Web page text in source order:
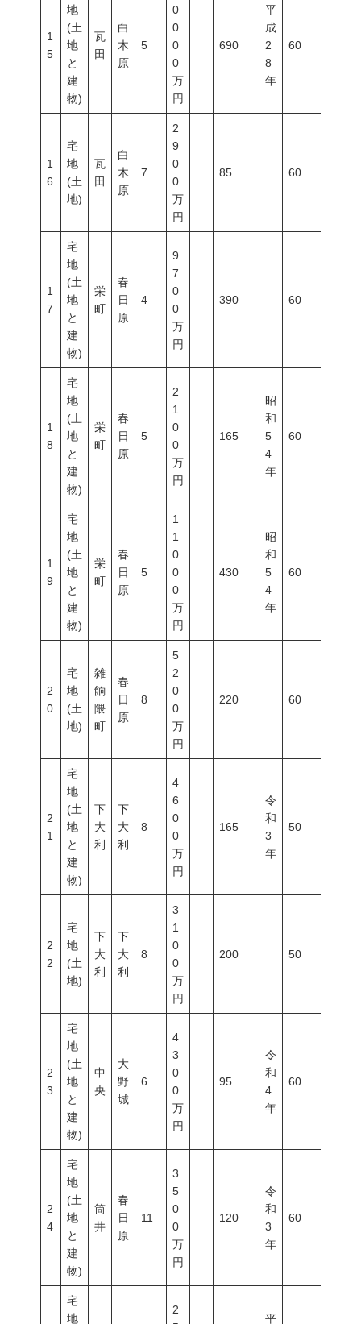
1
5
地
(土
地
と
建
物)
瓦
田
白
木
原
5
0
0
0
0
万
円
690
平
成
2
8
年
60
1
6
宅
地
(土
地)
瓦
田
白
木
原
7
2
9
0
0
万
円
85 60
1
7
宅
地
(土
地
と
建
物)
栄
町
春
日
原
4
9
7
0
0
万
円
390 60
1
8
宅
地
(土
地
と
建
物)
栄
町
春
日
原
5
2
1
0
0
万
円
165
昭
和
5
4
年
60
1
9
宅
地
(土
地
と
建
物)
栄
町
春
日
原
5
1
1
0
0
0
万
円
430
昭
和
5
4
年
60
2
0
宅
地
(土
地)
雑
餉
隈
町
春
日
原
8
5
2
0
0
万
円
220 60
2
1
宅
地
(土
地
と
建
物)
下
大
利
下
大
利
8
4
6
0
0
万
円
165
令
和
3
年
50
2
2
宅
地
(土
地)
下
大
利
下
大
利
8
3
1
0
0
万
円
200 50
2
3
宅
地
(土
地
と
建
物)
中
央
大
野
城
6
4
3
0
0
万
円
95
令
和
4
年
60
2
4
宅
地
(土
地
と
建
物)
筒
井
春
日
原
11
3
5
0
0
万
円
120
令
和
3
年
60
宅
地
2
平